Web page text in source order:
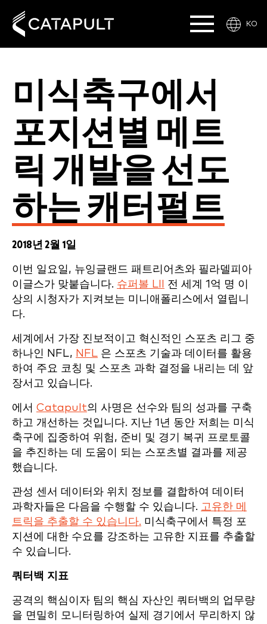
KO
미식축구에서
포지션별 메트
릭 개발을 선도
하는 캐터펄트
2018년 2월 1일
이번 일요일, 뉴잉글랜드 패트리어츠와 필라델피아
이글스가 맞붙습니다. 슈퍼볼 LII
전 세계 1억 명 이
상의 시청자가 지켜보는 미니애폴리스에서 열립니
다.
세계에서 가장 진보적이고 혁신적인 스포츠 리그 중
하나인 NFL, NFL 은 스포츠 기술과 데이터를 활용
하여 주요 코칭 및 스포츠 과학 결정을 내리는 데 앞
장서고 있습니다.
에서 Catapult의 사명은 선수와 팀의 성과를 구축
하고 개선하는 것입니다. 지난 1년 동안 저희는 미식
축구에 집중하여 위험, 준비 및 경기 복귀 프로토콜
을 추진하는 데 도움이 되는 스포츠별 결과를 제공
했습니다.
관성 센서 데이터와 위치 정보를 결합하여 데이터
과학자들은 다음을 수행할 수 있습니다. 고유한 메
트릭을 추출할 수 있습니다. 미식축구에서 특정 포
지션에 대한 수요를 강조하는 고유한 지표를 추출할
수 있습니다.
쿼터백 지표
공격의 핵심이자 팀의 핵심 자산인 쿼터백의 업무량
을 면밀히 모니터링하여 실제 경기에서 무리하지 않